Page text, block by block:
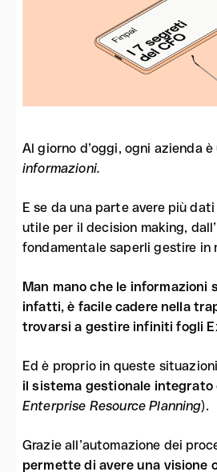
Al giorno d’oggi, ogni azienda è
informazioni.
E se da una parte avere più
utile per il decision making,
fondamentale saperli gestire in
Man mano che le informazioni
infatti, è facile cadere nella
trovarsi a gestire infiniti fogli
Ed è proprio in queste
il sistema gestionale integrato
Enterprise Resource Planning).
Grazie all’automazione dei
permette di avere una visione